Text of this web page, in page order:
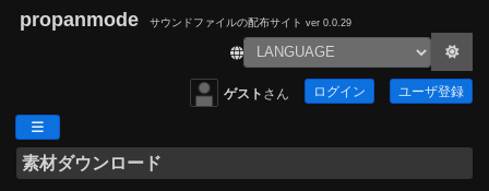
propanmode サウンドファイルの配布サイト ver 0.0.29
ゲスト さん ログイン ユーザ登録
素材ダウンロード